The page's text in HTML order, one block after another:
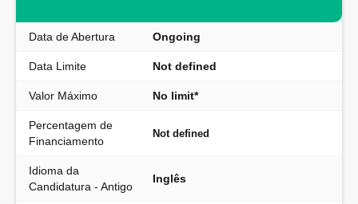
Data de Abertura Ongoing
Data Limite Not defined
Valor Máximo No limit*
Percentagem de
Financiamento
Not defined
Idioma da
Candidatura - Antigo
Inglês